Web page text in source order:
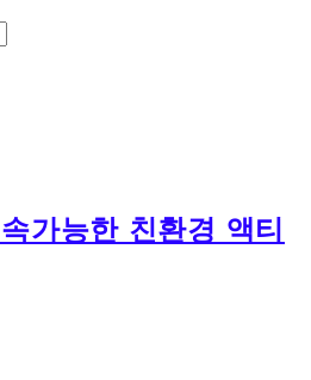
가능한 친환경 액티